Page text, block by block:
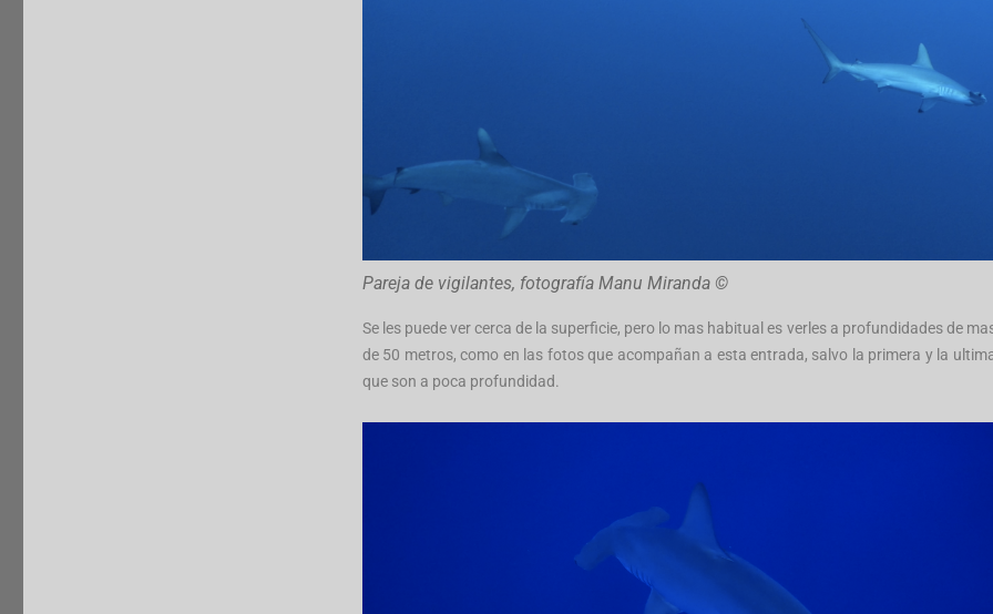
Pareja de vigilantes, fotografía Manu Miranda ©
Se les puede ver cerca de la superficie, pero lo mas habitual es verles a profundidades de
de 50 metros, como en las fotos que acompañan a esta entrada, salvo la primera y la
que son a poca profundidad.